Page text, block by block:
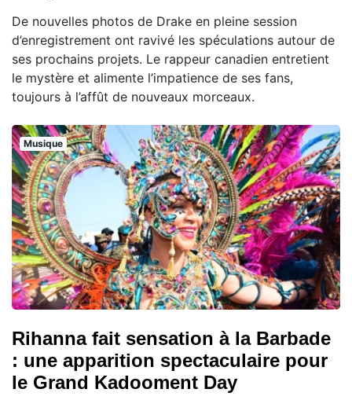
De nouvelles photos de Drake en pleine session
d’enregistrement ont ravivé les spéculations autour de
ses prochains projets. Le rappeur canadien entretient
le mystère et alimente l’impatience de ses fans,
toujours à l’affût de nouveaux morceaux.
Musique
Rihanna fait sensation à la Barbade
: une apparition spectaculaire pour
le Grand Kadooment Day